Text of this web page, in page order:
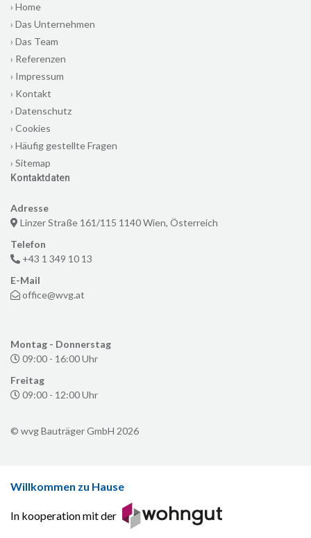
› Home
› Das Unternehmen
› Das Team
› Referenzen
› Impressum
› Kontakt
› Datenschutz
› Cookies
› Häufig gestellte Fragen
› Sitemap
Kontaktdaten
Adresse
Linzer Straße 161/115 1140 Wien, Österreich
Telefon
+43 1 349 10 13
E-Mail
office@wvg.at
Montag - Donnerstag
09:00 - 16:00 Uhr
Freitag
09:00 - 12:00 Uhr
© wvg Bauträger GmbH 2026
Willkommen zu Hause
In kooperation mit der